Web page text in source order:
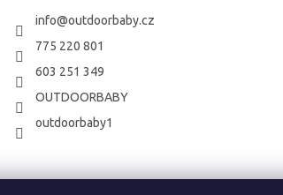
info@outdoorbaby.cz
775 220 801
603 251 349
OUTDOORBABY
outdoorbaby1